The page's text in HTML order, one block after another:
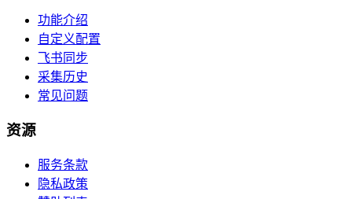
功能介绍
自定义配置
飞书同步
采集历史
常见问题
资源
服务条款
隐私政策